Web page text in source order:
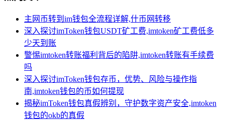
主网币转到im钱包全流程详解,什币网转移
深入探讨imToken钱包USDT矿工费,imtoken矿工费低多
少天到账
警惕imtoken转账福利背后的陷阱,imtoken转账有手续费
吗
深入探讨imToken钱包存币，优势、风险与操作指
南,imtoken钱包的币如何提现
揭秘imToken钱包真假辨别，守护数字资产安全,imtoken
钱包的okb的真假